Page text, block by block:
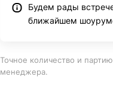
Будем рады
ближайшем
Точное количество и
менеджера.